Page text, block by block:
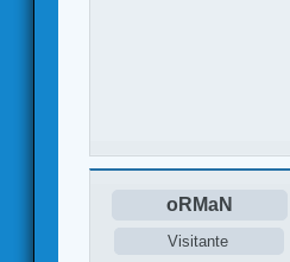
oRMaN
Visitante